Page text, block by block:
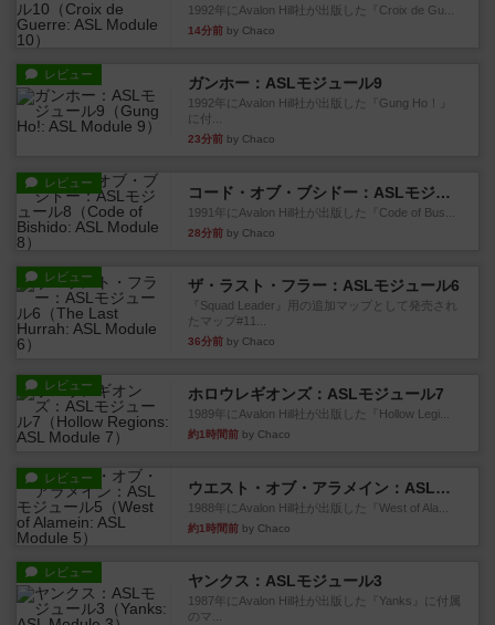
1992年にAvalon Hill社が出版した『Croix de Gu...
14分前 by Chaco
レビュー ガンホー：ASLモジュール9
1992年にAvalon Hill社が出版した『Gung Ho！』
に付...
23分前 by Chaco
レビュー
コード・オブ・ブシドー：ASLモジュール8
1991年にAvalon Hill社が出版した『Code of Bus...
28分前 by Chaco
レビュー ザ・ラスト・フラー：ASLモジュール6
『Squad Leader』用の追加マップとして発売され
たマップ#11...
36分前 by Chaco
レビュー ホロウレギオンズ：ASLモジュール7
1989年にAvalon Hill社が出版した『Hollow Legi...
約1時間前 by Chaco
レビュー
ウエスト・オブ・アラメイン：ASLモジュール5
1988年にAvalon Hill社が出版した『West of Ala...
約1時間前 by Chaco
レビュー ヤンクス：ASLモジュール3
1987年にAvalon Hill社が出版した『Yanks』に付属
のマ...